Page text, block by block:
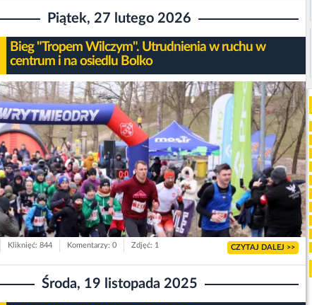
Piątek, 27 lutego 2026
Bieg "Tropem Wilczym". Utrudnienia w ruchu w
centrum i na osiedlu Bolko
Kliknięć: 844 Komentarzy: 0 Zdjęć: 1 CZYTAJ DALEJ >>
Środa, 19 listopada 2025